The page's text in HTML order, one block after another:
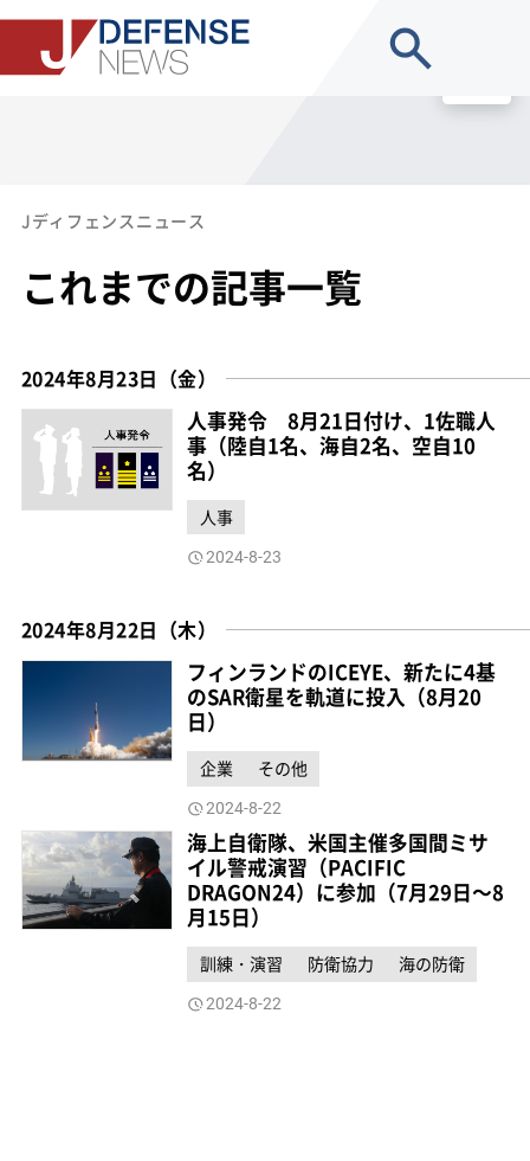
Jディフェンスニュース
これまでの記事一覧
2024年8月23日（金）
人事発令 8月21日付け、1佐職人
事（陸自1名、海自2名、空自10
名）
人事
2024-8-23
2024年8月22日（木）
フィンランドのICEYE、新たに4基
のSAR衛星を軌道に投入（8月20
日）
企業 その他
2024-8-22
海上自衛隊、米国主催多国間ミサ
イル警戒演習（PACIFIC
DRAGON24）に参加（7月29日～8
月15日）
訓練・演習 防衛協力 海の防衛
2024-8-22